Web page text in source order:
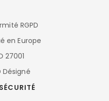
RGPD
en Europe
27001
Désigné